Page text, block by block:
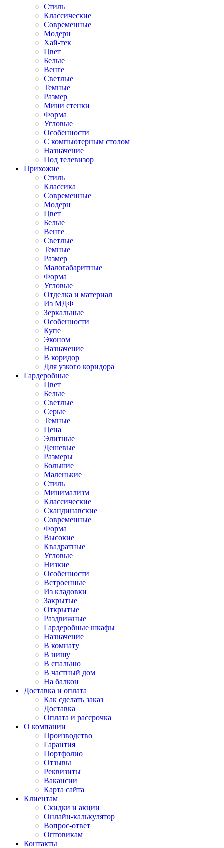
Стиль
Классические
Современные
Модерн
Хай-тек
Цвет
Белые
Венге
Светлые
Темные
Размер
Мини стенки
Форма
Угловые
Особенности
С компьютерным столом
Назначение
Под телевизор
Прихожие
Стиль
Классика
Современные
Модерн
Цвет
Белые
Венге
Светлые
Темные
Размер
Малогабаритные
Форма
Угловые
Отделка и материал
Из МДФ
Зеркальные
Особенности
Купе
Эконом
Назначение
В коридор
Для узкого коридора
Гардеробные
Цвет
Белые
Светлые
Серые
Темные
Цена
Элитные
Дешевые
Размеры
Большие
Маленькие
Стиль
Минимализм
Классические
Скандинавские
Современные
Форма
Высокие
Квадратные
Угловые
Низкие
Особенности
Встроенные
Из кладовки
Закрытые
Открытые
Раздвижные
Гардеробные шкафы
Назначение
В комнату
В нишу
В спальню
В частный дом
На балкон
Доставка и оплата
Как сделать заказ
Доставка
Оплата и рассрочка
О компании
Производство
Гарантия
Портфолио
Отзывы
Реквизиты
Вакансии
Карта сайта
Клиентам
Скидки и акции
Онлайн-калькулятор
Вопрос-ответ
Оптовикам
Контакты